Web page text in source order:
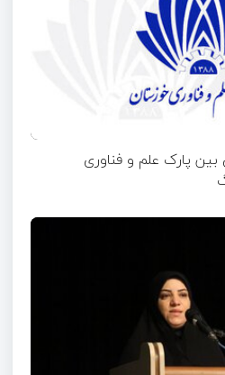
بین پارک علم و فناوری